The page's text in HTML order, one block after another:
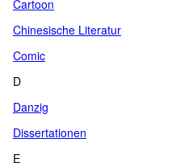
Cartoon
Chinesische Literatur
Comic
D
Danzig
Dissertationen
E